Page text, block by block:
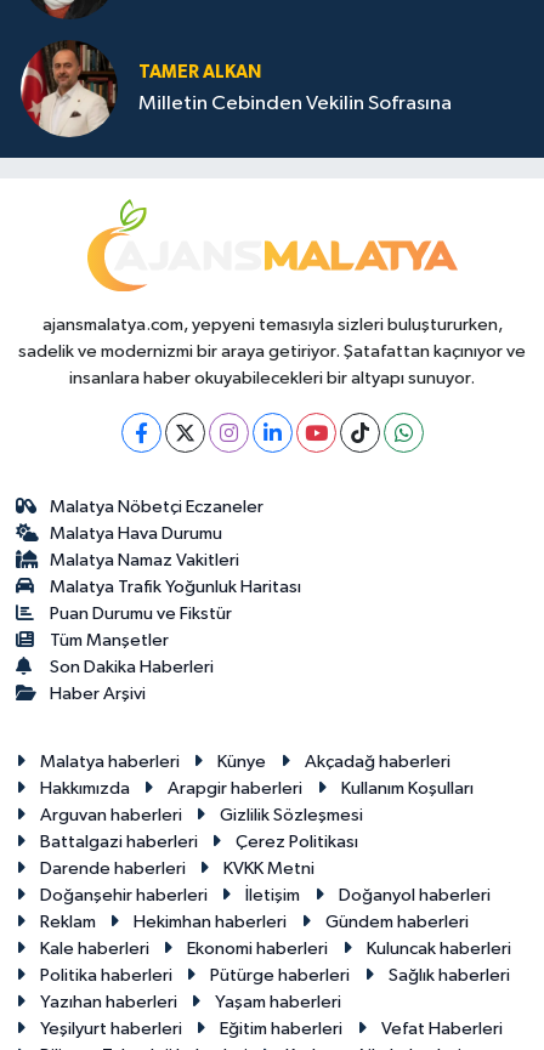
TAMER ALKAN
Milletin Cebinden Vekilin Sofrasına
ajansmalatya.com, yepyeni temasıyla sizleri buluştururken,
sadelik ve modernizmi bir araya getiriyor. Şatafattan kaçınıyor ve
insanlara haber okuyabilecekleri bir altyapı sunuyor.
Malatya Nöbetçi Eczaneler
Malatya Hava Durumu
Malatya Namaz Vakitleri
Malatya Trafik Yoğunluk Haritası
Puan Durumu ve Fikstür
Tüm Manşetler
Son Dakika Haberleri
Haber Arşivi
Malatya haberleri Künye
Akçadağ haberleri
Hakkımızda
Arapgir haberleri
Kullanım Koşulları
Arguvan haberleri
Gizlilik Sözleşmesi
Battalgazi haberleri
Çerez Politikası
Darende haberleri
KVKK Metni
Doğanşehir haberleri
İletişim
Doğanyol haberleri
Reklam
Hekimhan haberleri
Gündem haberleri
Kale haberleri
Ekonomi haberleri
Kuluncak haberleri
Politika haberleri
Pütürge haberleri
Sağlık haberleri
Yazıhan haberleri
Yaşam haberleri
Yeşilyurt haberleri
Eğitim haberleri
Vefat Haberleri